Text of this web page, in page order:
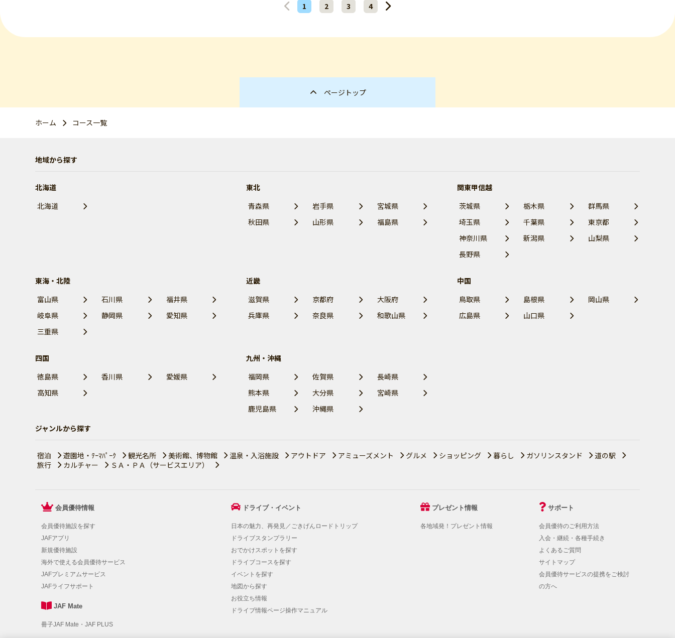
1 2 3 4
ページトップ
ホーム コース一覧
地域から探す
北海道
北海道
東北
青森県
岩手県
宮城県
秋田県
山形県 福島県
関東甲信越
茨城県
栃木県
群馬県
埼玉県
千葉県
東京都
神奈川県
新潟県
山梨県
長野県
東海・北陸
富山県
石川県
福井県
岐阜県
静岡県
愛知県
三重県
近畿
滋賀県
京都府
大阪府
兵庫県
奈良県 和歌山県
中国
鳥取県
島根県
岡山県
広島県
山口県
四国
徳島県
香川県
愛媛県
高知県
九州・沖縄
福岡県
佐賀県
長崎県
熊本県
大分県
宮崎県
鹿児島県
沖縄県
ジャンルから探す
宿泊 遊園地・ﾃｰﾏﾊﾟｰｸ 観光名所 美術館、博物館 温泉・入浴施設 アウトドア アミューズメント グルメ ショッピング 暮らし ガソリンスタンド
道の駅
旅行
カルチャー ＳＡ・ＰＡ（サービスエリア）
会員優待情報
会員優待施設を探す
JAFアプリ
新規優待施設
海外で使える会員優待サービス
JAFプレミアムサービス
JAFライフサポート
JAF Mate
冊子JAF Mate・JAF PLUS
ドライブ・イベント
日本の魅力、再発見／ごきげんロードトリップ
ドライブスタンプラリー
おでかけスポットを探す
ドライブコースを探す
イベントを探す
地図から探す
お役立ち情報
ドライブ情報ページ操作マニュアル
プレゼント情報
各地域発！プレゼント情報
サポート
会員優待のご利用方法
入会・継続・各種手続き
よくあるご質問
サイトマップ
会員優待サービスの提携をご検討
の方へ